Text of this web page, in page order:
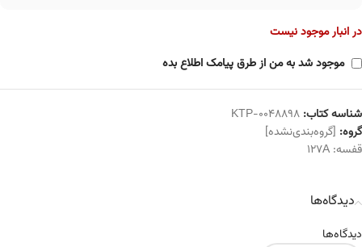
در انبار موجود نیست
موجود شد به من از طرق پیامک اطلاع بده
شناسه کتاب: KTP-0048898
گروه: [گروه‌بندی‌نشده]
قفسه: 127A
دیدگاه‌ها
دیدگاه‌ها